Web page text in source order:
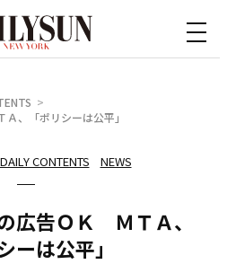
、「ポリシーは公平」
DAILY CONTENTS NEWS
広告ＯＫ ＭＴＡ、
ーは公平」